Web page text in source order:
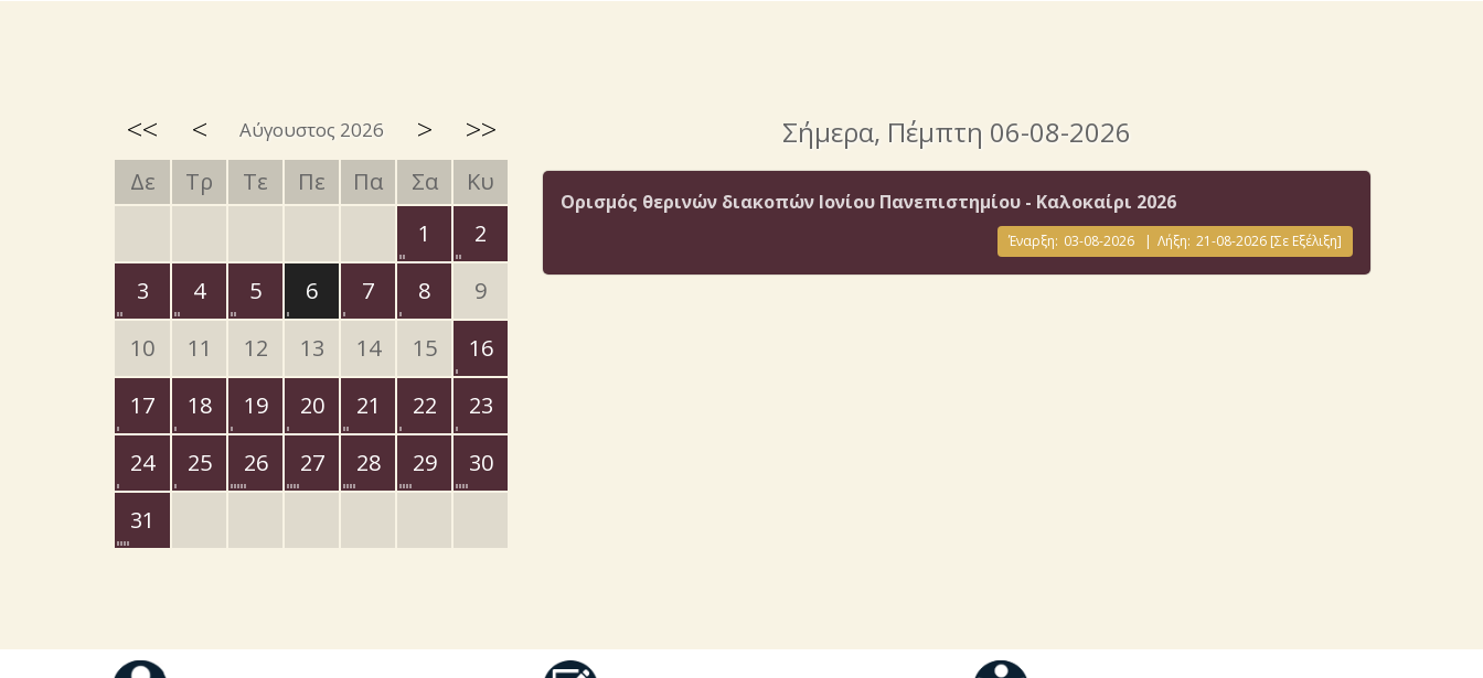
<< < Αύγουστος 2026 > >>
Δε Τρ Τε Πε Πα Σα
Κυ
1
2
3
4 5 6 7 8
9
10
11 12 13 14 15
16
17
18 19 20 21 22
23
24
25 26 27 28 29
30
31
Σήμερα, Πέμπτη 06-08-2026
Ορισμός θερινών διακοπών Ιονίου Πανεπιστημίου - Καλοκαίρι 2026
Έναρξη: 03-08-2026 | Λήξη: 21-08-2026 [Σε Εξέλιξη]